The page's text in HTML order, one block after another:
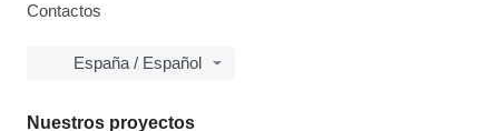
Contactos
España / Español
Nuestros proyectos